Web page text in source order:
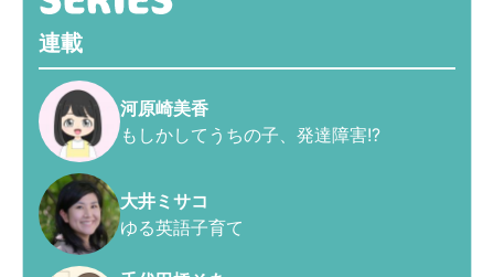
連載
河原崎美香
もしかしてうちの子、発達障害!?
大井ミサコ
ゆる英語子育て